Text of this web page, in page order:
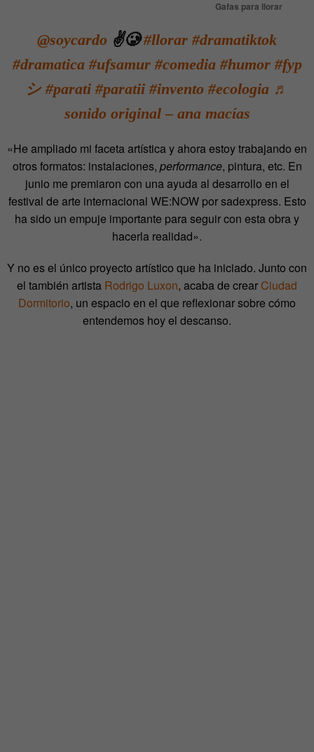
Gafas para llorar
@soycardo ✌️🥲#llorar #dramatiktok
#dramatica #ufsamur #comedia #humor #fyp
シ #parati #paratii #invento #ecologia ♬
sonido original – ana macías
«He ampliado mi faceta artística y ahora estoy trabajando en
otros formatos: instalaciones, performance, pintura, etc. En
junio me premiaron con una ayuda al desarrollo en el
festival de arte internacional WE:NOW por sadexpress. Esto
ha sido un empuje importante para seguir con esta obra y
hacerla realidad».
Y no es el único proyecto artístico que ha iniciado. Junto con
el también artista Rodrigo Luxon, acaba de crear Ciudad
Dormitorio, un espacio en el que reflexionar sobre cómo
entendemos hoy el descanso.